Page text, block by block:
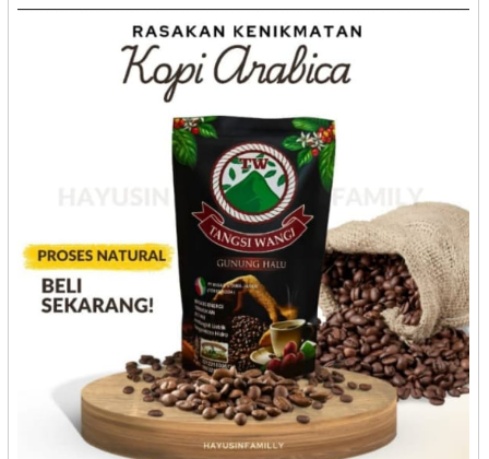
Bakpiaku - Yogyakarta
Bakpiapia - Yogyakarta
Bali Coffe Banyuatis - Denpasar
Bali Koe - Denpasar
Bali Tutu - Denpasar
Bali-Jegeg - Denpasar
Banana Foster - Bandar Lampung
Banana Imut - Cilegon
Banana Lova - Bogor
Bandeng Bonafide - Semarang
Bandeng Juwana - Semarang
Bandeng Rorod - Bekasi
Bandeng Sehati - Cirebon
Bang Mad - Batam
Banua Coklat - Palu
Baso Cuanki BM - Cilegon
Baso Ikan Yusam - Cirebon